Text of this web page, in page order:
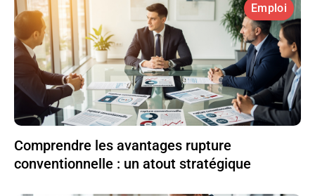
Emploi
Comprendre les avantages rupture
conventionnelle : un atout stratégique